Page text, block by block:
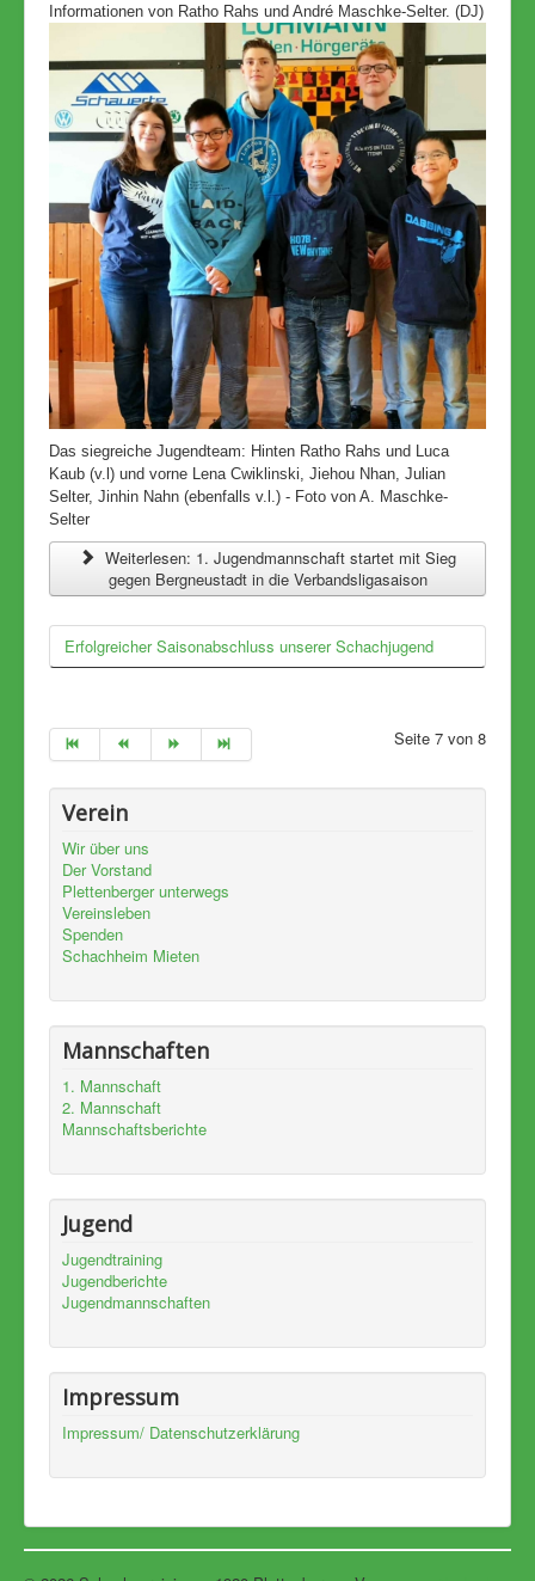
Informationen von Ratho Rahs und André Maschke-Selter. (DJ)
Das siegreiche Jugendteam: Hinten Ratho Rahs und Luca
Kaub (v.l) und vorne Lena Cwiklinski, Jiehou Nhan, Julian
Selter, Jinhin Nahn (ebenfalls v.l.) - Foto von A. Maschke-
Selter
Weiterlesen: 1. Jugendmannschaft startet mit Sieg
gegen Bergneustadt in die Verbandsligasaison
Erfolgreicher Saisonabschluss unserer Schachjugend
Seite 7 von 8
Verein
Wir über uns
Der Vorstand
Plettenberger unterwegs
Vereinsleben
Spenden
Schachheim Mieten
Mannschaften
1. Mannschaft
2. Mannschaft
Mannschaftsberichte
Jugend
Jugendtraining
Jugendberichte
Jugendmannschaften
Impressum
Impressum/ Datenschutzerklärung